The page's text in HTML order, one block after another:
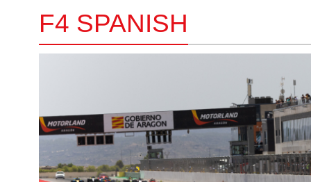
F4 SPANISH